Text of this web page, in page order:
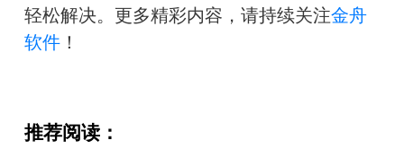
轻松解决。更多精彩内容，请持续关注金舟
软件！
推荐阅读：